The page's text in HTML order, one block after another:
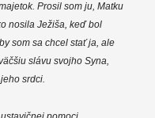
Prosil som ju, Matku
nosila Ježiša, keď bol
som sa chcel stať ja, ale
slávu svojho Syna,
srdci.